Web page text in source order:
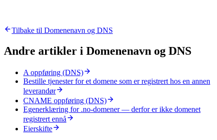
Tilbake til Domenenavn og DNS
Andre artikler i Domenenavn og DNS
A oppføring (DNS)
Bestille tjenester for et domene som er registrert hos en annen
leverandør
CNAME oppføring (DNS)
Egenerklæring for .no-domener — derfor er ikke domenet
registrert ennå
Eierskifte